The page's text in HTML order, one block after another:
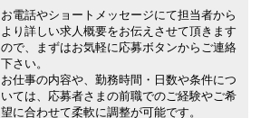
お電話やショートメッセージにて担当者から
より詳しい求人概要をお伝えさせて頂きます
ので、まずはお気軽に応募ボタンからご連絡
下さい。
お仕事の内容や、勤務時間・日数や条件につ
いては、応募者さまの前職でのご経験やご希
望に合わせて柔軟に調整が可能です。